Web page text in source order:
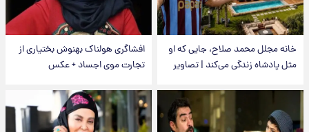
خانه مجلل محمد صلاح، جایی که او
مثل پادشاه زندگی می‌کند | تصاویر
افشاگری هولناک بهنوش بختیاری از
تجارت موی اجساد + عکس